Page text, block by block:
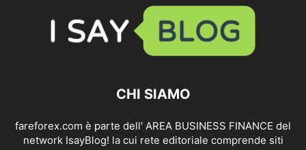
CHI SIAMO
fareforex.com è parte dell' AREA BUSINESS FINANCE del
network IsayBlog! la cui rete editoriale comprende siti